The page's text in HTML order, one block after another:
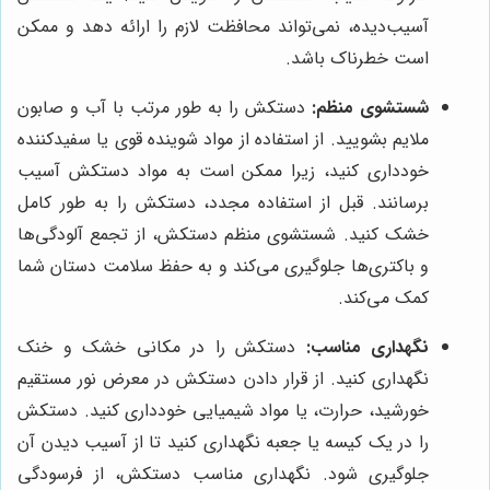
آسیب‌دیده، نمی‌تواند محافظت لازم را ارائه دهد و ممکن
است خطرناک باشد.
شستشوی منظم: دستکش را به طور مرتب با آب و صابون
ملایم بشویید. از استفاده از مواد شوینده قوی یا سفیدکننده
خودداری کنید، زیرا ممکن است به مواد دستکش آسیب
برسانند. قبل از استفاده مجدد، دستکش را به طور کامل
خشک کنید. شستشوی منظم دستکش، از تجمع آلودگی‌ها
و باکتری‌ها جلوگیری می‌کند و به حفظ سلامت دستان شما
کمک می‌کند.
نگهداری مناسب: دستکش را در مکانی خشک و خنک
نگهداری کنید. از قرار دادن دستکش در معرض نور مستقیم
خورشید، حرارت، یا مواد شیمیایی خودداری کنید. دستکش
را در یک کیسه یا جعبه نگهداری کنید تا از آسیب دیدن آن
جلوگیری شود. نگهداری مناسب دستکش، از فرسودگی